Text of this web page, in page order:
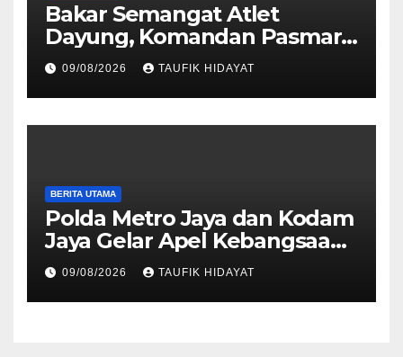
Bakar Semangat Atlet
Dayung, Komandan Pasmar
3 Berikan Motivasi dan
Apresiasi
09/08/2026 TAUFIK HIDAYAT
BERITA UTAMA
Polda Metro Jaya dan Kodam
Jaya Gelar Apel Kebangsaan
“Jaga Jakarta untuk
Indonesia
09/08/2026 TAUFIK HIDAYAT